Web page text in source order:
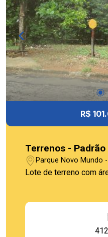
R$
Terrenos - Padrão
Parque Novo Mundo
Lote de terreno com